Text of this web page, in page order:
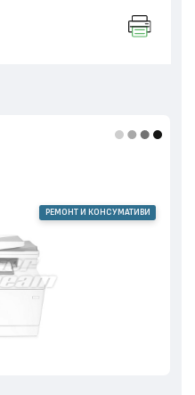
РЕМОНТ И КОНСУМАТИВИ